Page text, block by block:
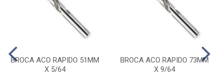
BROCA ACO RAPIDO 51MM
X 5/64
BROCA ACO RAPIDO 73MM
X 9/64